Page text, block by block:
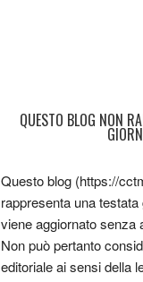
QUESTO BLOG NON
Questo blog (https://
rappresenta una
viene aggiornato senza
Non può pertanto
editoriale ai sensi della